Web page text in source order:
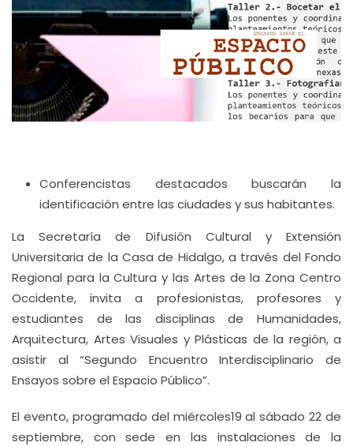
Conferencistas destacados buscarán la
identificación entre las ciudades y sus habitantes.
La Secretaría de Difusión Cultural y Extensión
Universitaria de la Casa de Hidalgo, a través del Fondo
Regional para la Cultura y las Artes de la Zona Centro
Occidente, invita a profesionistas, profesores y
estudiantes de las disciplinas de Humanidades,
Arquitectura, Artes Visuales y Plásticas de la región, a
asistir al “Segundo Encuentro Interdisciplinario de
Ensayos sobre el Espacio Público”.
El evento, programado del miércoles19 al sábado 22 de
septiembre, con sede en las instalaciones de la